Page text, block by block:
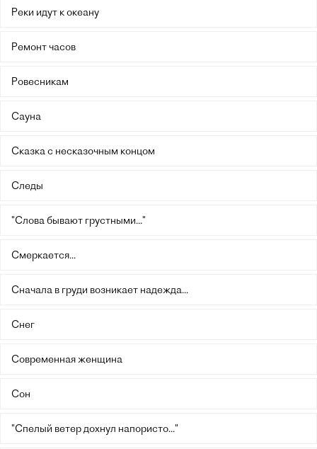
Реки идут к океану
Ремонт часов
Ровесникам
Сауна
Сказка с несказочным концом
Следы
"Слова бывают грустными..."
Смеркается...
Сначала в груди возникает надежда...
Снег
Современная женщина
Сон
"Спелый ветер дохнул напористо..."